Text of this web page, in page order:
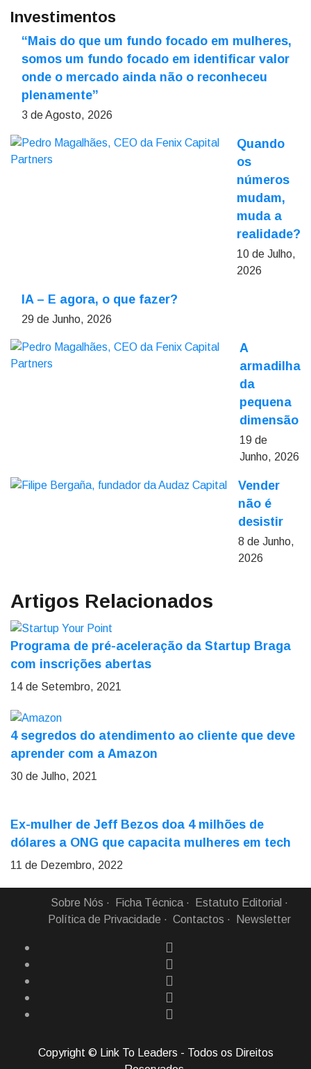
Investimentos
“Mais do que um fundo focado em mulheres,
somos um fundo focado em identificar valor
onde o mercado ainda não o reconheceu
plenamente”
3 de Agosto, 2026
Quando
os
números
mudam,
muda a
realidade?
10 de Julho,
2026
IA – E agora, o que fazer?
29 de Junho, 2026
A
armadilha
da
pequena
dimensão
19 de
Junho, 2026
Vender
não é
desistir
8 de Junho,
2026
Artigos Relacionados
Programa de pré-aceleração da Startup Braga
com inscrições abertas
14 de Setembro, 2021
4 segredos do atendimento ao cliente que deve
aprender com a Amazon
30 de Julho, 2021
Ex-mulher de Jeff Bezos doa 4 milhões de
dólares a ONG que capacita mulheres em tech
11 de Dezembro, 2022
Sobre Nós Ficha Técnica
Estatuto Editorial
Política de Privacidade
Contactos Newsletter
Copyright © Link To Leaders - Todos os Direitos